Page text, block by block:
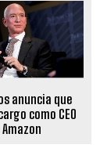
anuncia que
como CEO
Amazon